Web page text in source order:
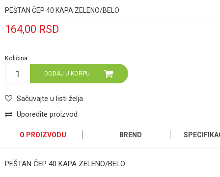
PEŠTAN ČEP 40 KAPA ZELENO/BELO
164,00 RSD
Količina:
DODAJ U KORPU
Sačuvajte u listi želja
Uporedite proizvod
O PROIZVODU BREND
PEŠTAN ČEP 40 KAPA ZELENO/BELO